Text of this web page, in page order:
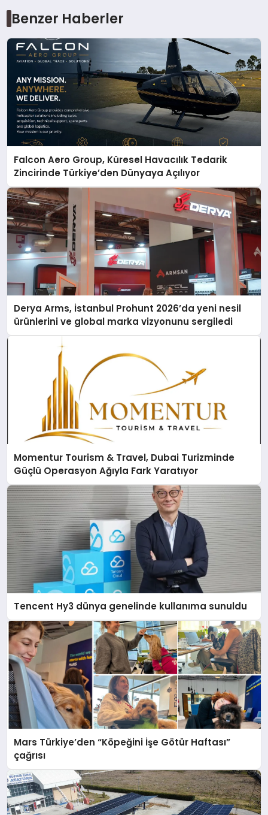
Benzer Haberler
Falcon Aero Group, Küresel Havacılık Tedarik
Zincirinde Türkiye’den Dünyaya Açılıyor
Derya Arms, İstanbul Prohunt 2026’da yeni nesil
ürünlerini ve global marka vizyonunu sergiledi
Momentur Tourism & Travel, Dubai Turizminde
Güçlü Operasyon Ağıyla Fark Yaratıyor
Tencent Hy3 dünya genelinde kullanıma sunuldu
Mars Türkiye’den “Köpeğini İşe Götür Haftası”
çağrısı